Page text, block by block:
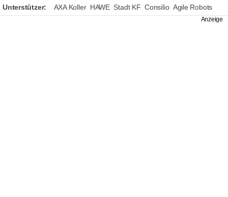
Unterstützer: AXA Koller HAWE Stadt KF Consilio Agile Robots